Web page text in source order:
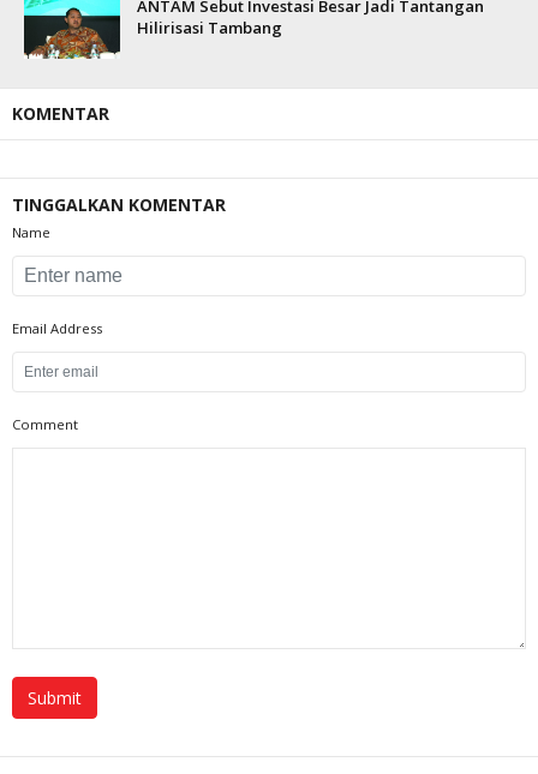
ANTAM Sebut Investasi Besar Jadi Tantangan
Hilirisasi Tambang
KOMENTAR
TINGGALKAN KOMENTAR
Name
Email Address
Comment